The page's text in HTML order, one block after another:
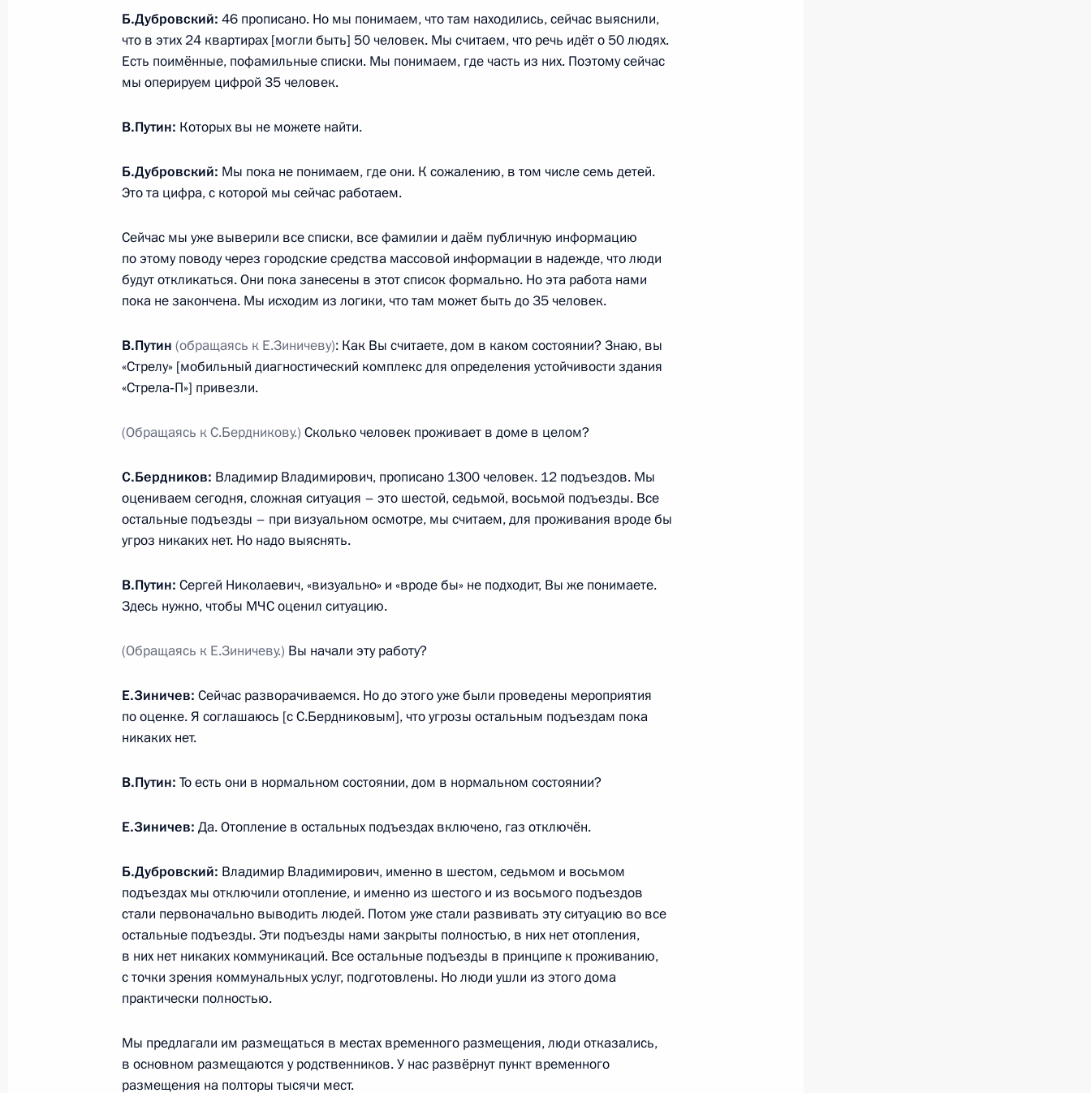
31 декабря 2018 года, 23:55 Москва, Кремль
в Магнитогорске
29 декабря 2018 года, суббота
Встреча с генеральным директором РФПИ Кириллом
Дмитриевым
Встреча с Президентом Белоруссии Александром Лукашенко
27 декабря 2018 года, четверг
Торжественный вечер, посвящённый встрече Нового, 2019 года
Пашиняном
27 декабря 2018 года, 15:15 Москва, Кремль
27 декабря 2018 года, 13:50 Москва, Кремль
Поздравление сотрудникам и ветеранам МЧС 1
26 декабря 2018 года, среда
Б.Дубровский: 46 прописано. Но мы понимаем, что там находились, сейчас выяснили,
что в этих 24 квартирах [могли быть] 50 человек. Мы считаем, что речь идёт о 50 людях.
Есть поимённые, пофамильные списки. Мы понимаем, где часть из них. Поэтому сейчас
мы оперируем цифрой 35 человек.
В.Путин: Которых вы не можете найти.
Б.Дубровский: Мы пока не понимаем, где они. К сожалению, в том числе семь детей.
Это та цифра, с которой мы сейчас работаем.
Сейчас мы уже выверили все списки, все фамилии и даём публичную информацию
по этому поводу через городские средства массовой информации в надежде, что люди
будут откликаться. Они пока занесены в этот список формально. Но эта работа нами
пока не закончена. Мы исходим из логики, что там может быть до 35 человек.
В.Путин (обращаясь к Е.Зиничеву): Как Вы считаете, дом в каком состоянии? Знаю, вы
«Стрелу» [мобильный диагностический комплекс для определения устойчивости здания
«Стрела‑П»] привезли.
(Обращаясь к С.Бердникову.) Сколько человек проживает в доме в целом?
С.Бердников: Владимир Владимирович, прописано 1300 человек. 12 подъездов. Мы
оцениваем сегодня, сложная ситуация – это шестой, седьмой, восьмой подъезды. Все
остальные подъезды – при визуальном осмотре, мы считаем, для проживания вроде бы
угроз никаких нет. Но надо выяснять.
В.Путин: Сергей Николаевич, «визуально» и «вроде бы» не подходит, Вы же понимаете.
Здесь нужно, чтобы МЧС оценил ситуацию.
(Обращаясь к Е.Зиничеву.) Вы начали эту работу?
Е.Зиничев: Сейчас разворачиваемся. Но до этого уже были проведены мероприятия
по оценке. Я соглашаюсь [с С.Бердниковым], что угрозы остальным подъездам пока
никаких нет.
В.Путин: То есть они в нормальном состоянии, дом в нормальном состоянии?
Е.Зиничев: Да. Отопление в остальных подъездах включено, газ отключён.
Б.Дубровский: Владимир Владимирович, именно в шестом, седьмом и восьмом
подъездах мы отключили отопление, и именно из шестого и из восьмого подъездов
стали первоначально выводить людей. Потом уже стали развивать эту ситуацию во все
остальные подъезды. Эти подъезды нами закрыты полностью, в них нет отопления,
в них нет никаких коммуникаций. Все остальные подъезды в принципе к проживанию,
с точки зрения коммунальных услуг, подготовлены. Но люди ушли из этого дома
практически полностью.
Мы предлагали им размещаться в местах временного размещения, люди отказались,
в основном размещаются у родственников. У нас развёрнут пункт временного
размещения на полторы тысячи мест.